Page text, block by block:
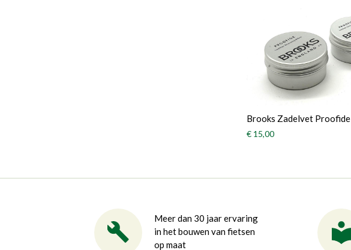
Brooks Zadelvet Proofide
€ 15,00
Meer dan 30 jaar ervaring
in het bouwen van fietsen
op maat